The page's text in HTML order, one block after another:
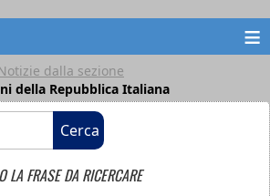
≡
dalla sezione
della Repubblica Italiana
Cerca
LA FRASE DA RICERCARE